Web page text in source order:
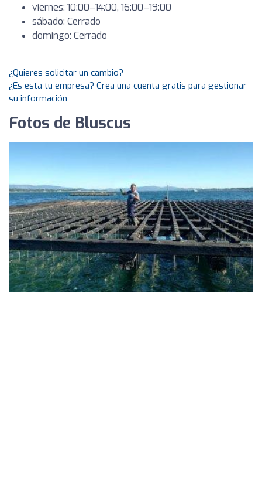
viernes: 10:00–14:00, 16:00–19:00
sábado: Cerrado
domingo: Cerrado
¿Quieres solicitar un cambio?
¿Es esta tu empresa? Crea una cuenta gratis para gestionar
su información
Fotos de Bluscus